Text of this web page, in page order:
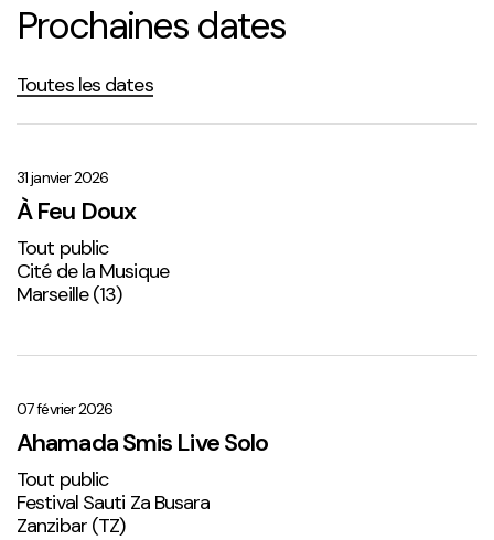
Prochaines dates
Toutes les dates
Doux
31 janvier 2026
À Feu Doux
Tout public
Cité de la Musique
Marseille (13)
Live
Solo
1
07 février 2026
Ahamada Smis Live Solo
Tout public
Festival Sauti Za Busara
Zanzibar (TZ)